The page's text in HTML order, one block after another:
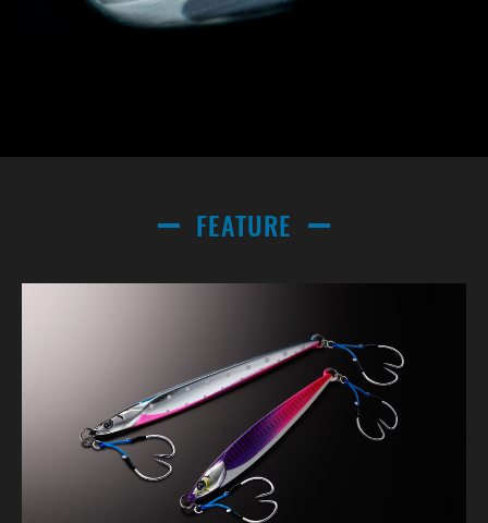
FEATURE